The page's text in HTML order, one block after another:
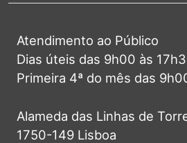
Atendimento ao Público
Dias úteis das 9h00 às
Primeira 4ª do mês das
Alameda das Linhas de
1750-149 Lisboa